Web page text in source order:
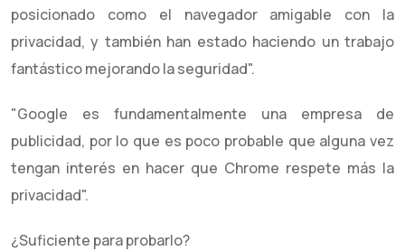
posicionado como el navegador amigable con la
privacidad, y también han estado haciendo un trabajo
fantástico mejorando la seguridad".
"Google es fundamentalmente una empresa de
publicidad, por lo que es poco probable que alguna vez
tengan interés en hacer que Chrome respete más la
privacidad".
¿Suficiente para probarlo?